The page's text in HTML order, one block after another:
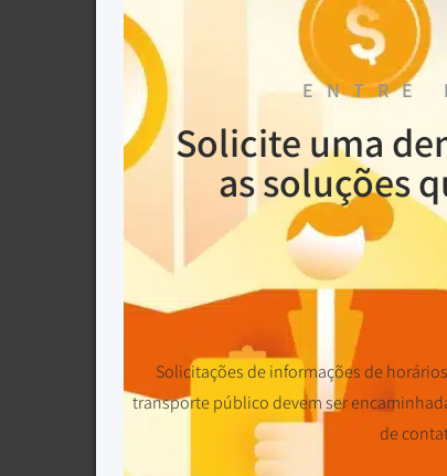
ENTRE
Solicite uma
as soluções
Solicitações de informações de
transporte público devem ser
de